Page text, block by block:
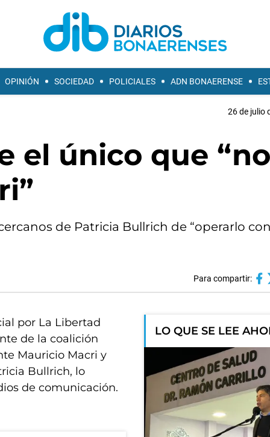
OPINIÓN SOCIEDAD POLICIALES ADN BONAERENSE
26 de julio
el único que
de Patricia Bullrich de “operarlo
Para compartir:
por La Libertad
de la coalición
Mauricio Macri y
Bullrich, lo
de comunicación.
LO QUE SE LEE